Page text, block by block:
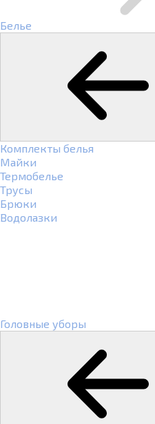
Белье
Комплекты белья
Майки
Термобелье
Трусы
Брюки
Водолазки
Головные уборы